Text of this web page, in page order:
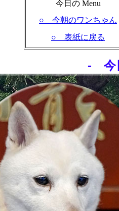
今日の Menu
○ 今朝のワンちゃん
○ 表紙に戻る
- 今